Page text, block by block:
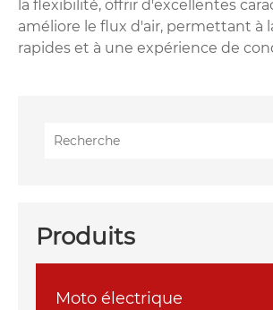
la flexibilité, offrir d'excellentes
améliore le flux d'air, permettant à
rapides et à une expérience de
Produits
Moto électrique